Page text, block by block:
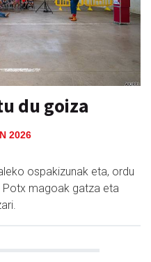
du goiza
2026
ospakizunak eta, ordu
Potx magoak gatza eta